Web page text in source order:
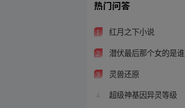
热门问答
1 红月之下小说
2 潜伏最后那个女的是谁
3 灵兽还原
4 超级神基因异灵等级